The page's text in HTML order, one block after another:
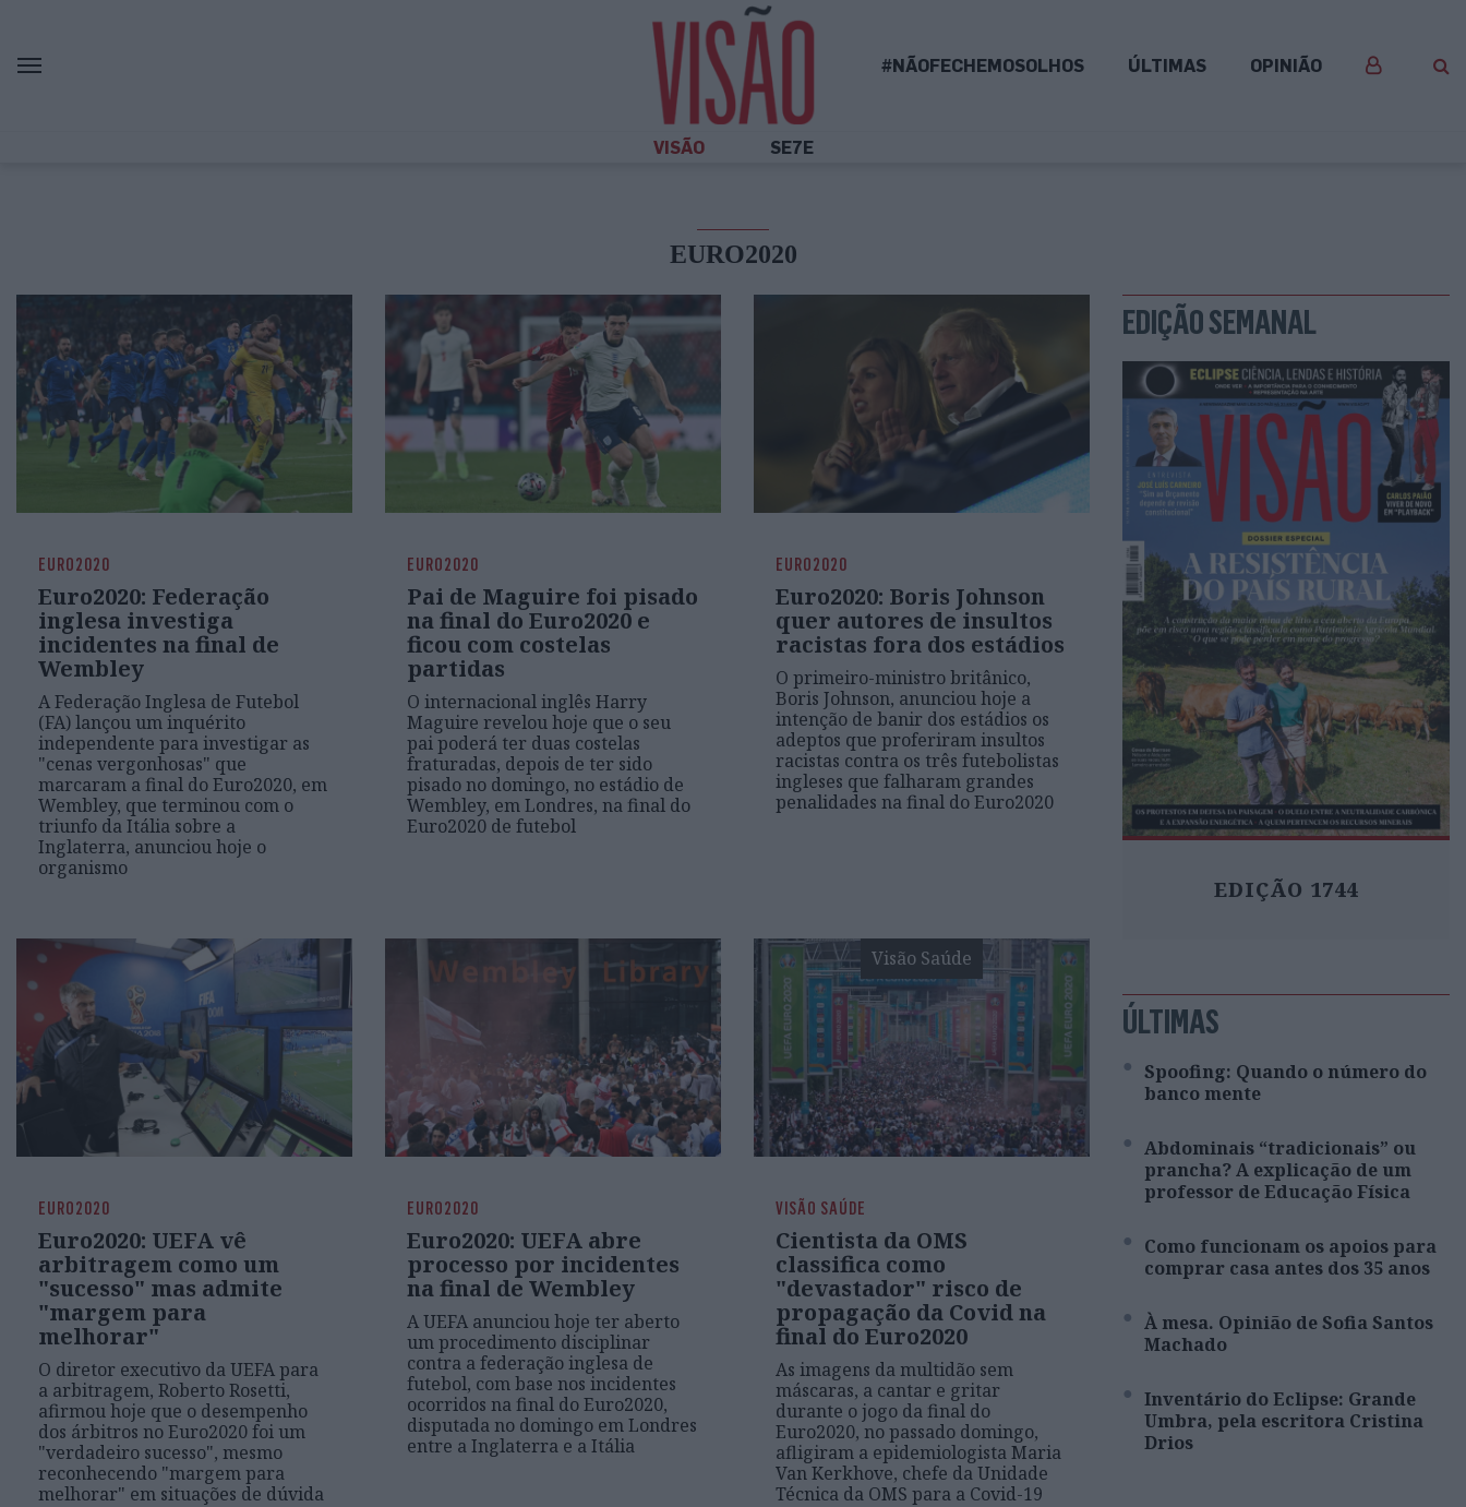
#NÃOFECHEMOSOLHOS ÚLTIMAS OPINIÃO
VISÃO SE7E
EURO2020
EURO2020
Euro2020: Federação
inglesa investiga
incidentes na final de
Wembley
A Federação Inglesa de Futebol
(FA) lançou um inquérito
independente para investigar as
"cenas vergonhosas" que
marcaram a final do Euro2020, em
Wembley, que terminou com o
triunfo da Itália sobre a
Inglaterra, anunciou hoje o
organismo
EURO2020
Pai de Maguire foi pisado
na final do Euro2020 e
ficou com costelas
partidas
O internacional inglês Harry
Maguire revelou hoje que o seu
pai poderá ter duas costelas
fraturadas, depois de ter sido
pisado no domingo, no estádio de
Wembley, em Londres, na final do
Euro2020 de futebol
EURO2020
Euro2020: Boris Johnson
quer autores de insultos
racistas fora dos estádios
O primeiro-ministro britânico,
Boris Johnson, anunciou hoje a
intenção de banir dos estádios os
adeptos que proferiram insultos
racistas contra os três futebolistas
ingleses que falharam grandes
penalidades na final do Euro2020
EURO2020
Euro2020: UEFA vê
arbitragem como um
"sucesso" mas admite
"margem para
melhorar"
O diretor executivo da UEFA para
a arbitragem, Roberto Rosetti,
afirmou hoje que o desempenho
dos árbitros no Euro2020 foi um
"verdadeiro sucesso", mesmo
reconhecendo "margem para
melhorar" em situações de dúvida
EURO2020
Euro2020: UEFA abre
processo por incidentes
na final de Wembley
A UEFA anunciou hoje ter aberto
um procedimento disciplinar
contra a federação inglesa de
futebol, com base nos incidentes
ocorridos na final do Euro2020,
disputada no domingo em Londres
entre a Inglaterra e a Itália
Visão Saúde
VISÃO SAÚDE
Cientista da OMS
classifica como
"devastador" risco de
propagação da Covid na
final do Euro2020
As imagens da multidão sem
máscaras, a cantar e gritar
durante o jogo da final do
Euro2020, no passado domingo,
afligiram a epidemiologista Maria
Van Kerkhove, chefe da Unidade
Técnica da OMS para a Covid-19
EDIÇÃO SEMANAL
EDIÇÃO 1744
ÚLTIMAS
Spoofing: Quando o número do
banco mente
Abdominais “tradicionais” ou
prancha? A explicação de um
professor de Educação Física
Como funcionam os apoios para
comprar casa antes dos 35 anos
À mesa. Opinião de Sofia Santos
Machado
Inventário do Eclipse: Grande
Umbra, pela escritora Cristina
Drios